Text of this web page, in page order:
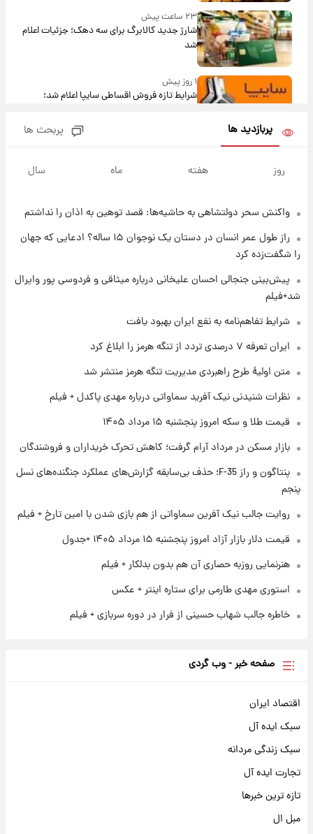
۲۳ ساعت پیش
شارژ جدید کالابرگ برای سه دهک؛ جزئیات اعلام
شد
۱ روز پیش
شرایط تازه فروش اقساطی سایپا اعلام شد؛
قیمت سکه و طلا فردا
۱ روز پیش
۱ روز پیش
۱ روز پیش
۱ روز پیش
سود مشارکت چند درصد است؟
پربازدید ها پربحث ها
روز هفته ماه سال
واکنش سحر دولتشاهی به حاشیه‌ها: قصد توهین به اذان را نداشتم
راز طول عمر انسان در دستان یک نوجوان ۱۵ ساله؟ ادعایی که جهان
را شگفت‌زده کرد
پیش‌بینی جنجالی احسان علیخانی درباره میثاقی و فردوسی پور وایرال
شد+فیلم
شرایط تفاهم‌نامه به نفع ایران بهبود یافت
ایران تعرفه ۷ درصدی تردد از تنگه هرمز را ابلاغ کرد
متن اولیۀ طرح راهبردی مدیریت تنگه هرمز منتشر شد
نظرات شنیدنی نیک آفرید سماواتی درباره مهدی پاکدل + فیلم
قیمت طلا و سکه امروز پنجشنبه ۱۵ مرداد ۱۴۰۵
بازار مسکن در مرداد آرام گرفت؛ کاهش تحرک خریداران و فروشندگان
پنتاگون و راز F-35؛ حذف بی‌سابقه گزارش‌های عملکرد جنگنده‌های نسل
پنجم
روایت جالب نیک آفرین سماواتی از هم بازی شدن با امین تارخ + فیلم
قیمت دلار بازار آزاد امروز پنجشنبه ۱۵ مرداد ۱۴۰۵ +جدول
هنرنمایی روزبه حصاری آن هم بدون بدلکار + فیلم
استوری مهدی طارمی برای ستاره اینتر + عکس
خاطره جالب شهاب حسینی از فرار در دوره سربازی + فیلم
صفحه خبر - وب گردی
اقتصاد ایران
سبک ایده آل
سبک زندگی مردانه
تجارت ایده آل
تازه ترین خبرها
مبل ال